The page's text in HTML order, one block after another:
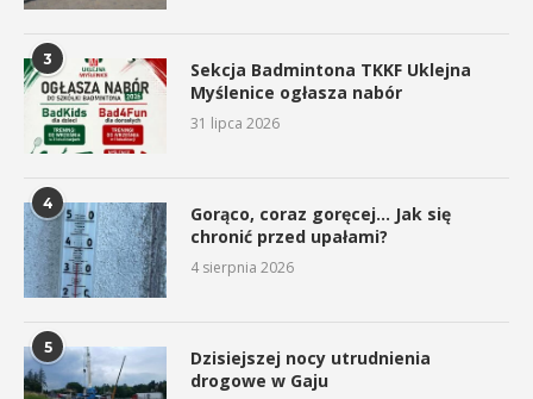
3
Sekcja Badmintona TKKF Uklejna
Myślenice ogłasza nabór
31 lipca 2026
4
Gorąco, coraz goręcej… Jak się
chronić przed upałami?
4 sierpnia 2026
5
Dzisiejszej nocy utrudnienia
drogowe w Gaju